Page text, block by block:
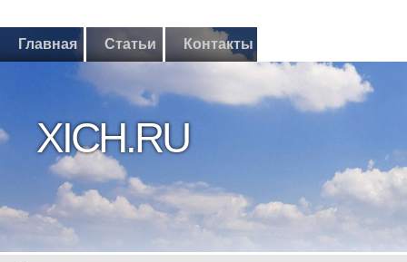
Главная Статьи Контакты
XICH.RU